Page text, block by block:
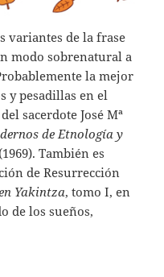
variantes de la frase
modo sobrenatural a
la mejor
y pesadillas en el
sacerdote José Mª
de Etnología y
También es
de Resurrección
Yakintza, tomo I, en
de los sueños,